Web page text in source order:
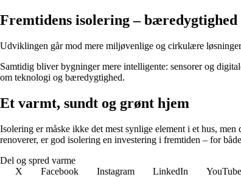
Fremtidens isolering – bæredygtighed
Udviklingen går mod mere miljøvenlige og cirkulære
Samtidig bliver bygninger mere intelligente: sensorer og
om teknologi og bæredygtighed.
Et varmt, sundt og grønt hjem
Isolering er måske ikke det mest synlige element i et hus,
renoverer, er god isolering en investering i fremtiden – for
Del og spred varme
X
Facebook Instagram LinkedIn YouTube